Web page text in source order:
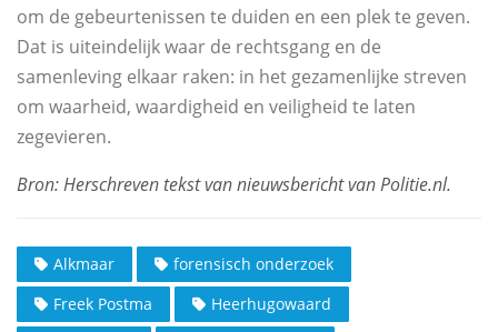
om de gebeurtenissen te duiden en een plek te geven.
Dat is uiteindelijk waar de rechtsgang en de
samenleving elkaar raken: in het gezamenlijke streven
om waarheid, waardigheid en veiligheid te laten
zegevieren.
Alkmaar
forensisch onderzoek
Freek Postma
Heerhugowaard